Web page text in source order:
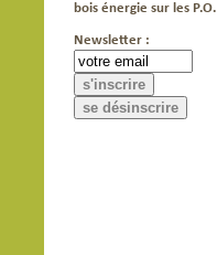
bois énergie sur les P.O.
Newsletter :